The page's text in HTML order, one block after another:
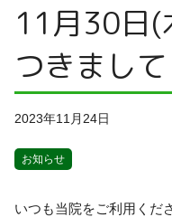
11月30日(
つきまして
2023年11月24日
お知らせ
いつも当院をご利用くだ